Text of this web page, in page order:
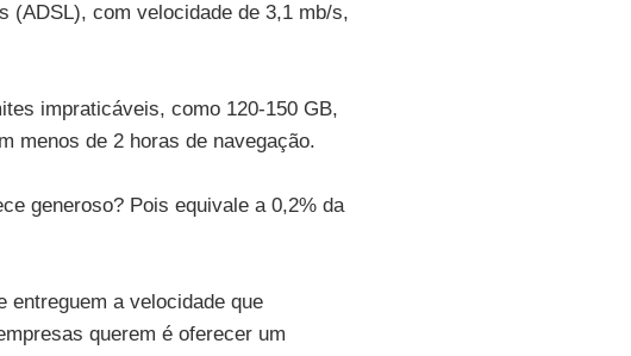
(ADSL), com velocidade de 3,1 mb/s,
impraticáveis, como 120-150 GB,
menos de 2 horas de navegação.
generoso? Pois equivale a 0,2% da
entreguem a velocidade que
querem é oferecer um